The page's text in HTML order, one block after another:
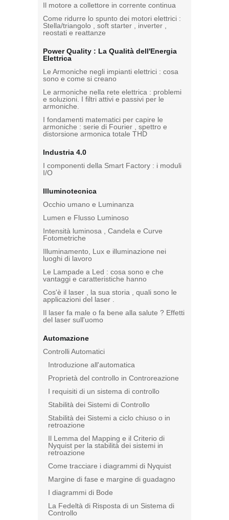
Il motore a collettore in corrente continua
Come ridurre lo spunto dei motori elettrici :
Stella/triangolo , soft starter , inverter ,
reostati e reattanze
Power Quality : La Qualità dell'Energia
Elettrica
Le Armoniche negli impianti elettrici : cosa
sono e come si creano
Le armoniche nella rete elettrica : problemi
e soluzioni. I filtri attivi e passivi per le
armoniche.
I fondamenti matematici per capire le
armoniche : serie di Fourier , spettro e
distorsione armonica totale THD
Industria 4.0
I componenti della Smart Factory : i moduli
I/O
Illuminotecnica
Occhio umano e Luminanza
Lumen e Flusso Luminoso
Intensità luminosa , Candela e Curve
Fotometriche
Illuminamento, Lux e illuminazione nei
luoghi di lavoro
Le Lampade a Led : cosa sono e che
vantaggi e caratteristiche hanno
Cos'è il laser , la sua storia , quali sono le
applicazioni del laser .
Il laser fa male o fa bene alla salute ? Effetti
del laser sull'uomo
Automazione
Controlli Automatici
Introduzione all'automatica
Proprietà del controllo in Controreazione
I requisiti di un sistema di controllo
Stabilità dei Sistemi di Controllo
Stabilità dei Sistemi a ciclo chiuso o in
retroazione
Il Lemma del Mapping e il Criterio di
Nyquist per la stabilità dei sistemi in
retroazione
Come tracciare i diagrammi di Nyquist
Margine di fase e margine di guadagno
I diagrammi di Bode
La Fedeltà di Risposta di un Sistema di
Controllo